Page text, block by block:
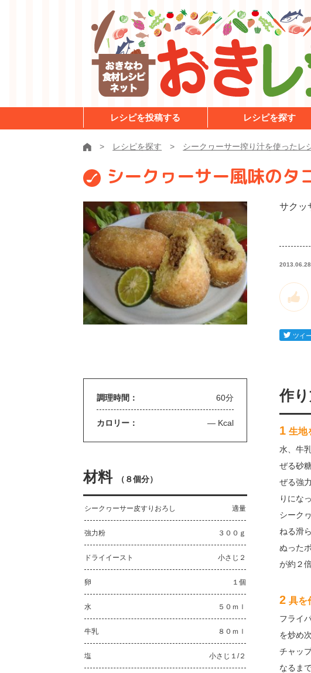
レシピを投稿する レシピを探す
レシピを探す シークヮーサー搾り汁を使ったレ
シークヮーサー風味のタ
サクッ
2013.06.28
調理時間： 60分
カロリー： — Kcal
材料 （ ８個分）
シークヮーサー皮すりおろし 適量
強力粉 ３００ｇ
ドライイースト 小さじ２
卵 １個
水 ５０ｍｌ
牛乳 ８０ｍｌ
塩 小さじ１/２
作
1 生地
水、牛
ぜる砂
ぜる強
りにな
シーク
ねる滑
ぬった
が約２
2 具を
フライ
を炒め
チャッ
なるま